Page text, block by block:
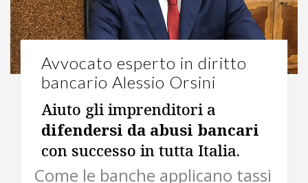
Avvocato esperto in diritto
bancario Alessio Orsini
Aiuto gli imprenditori a
difendersi da abusi bancari
con successo in tutta Italia.
Come le banche applicano tassi